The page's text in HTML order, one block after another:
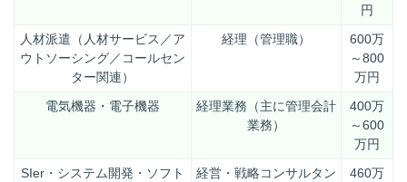
円
人材派遣（人材サービス／ア
ウトソーシング／コールセン
ター関連）
経理（管理職）
600万
～800
万円
電気機器・電子機器
経理業務（主に管理会計
業務）
400万
～600
万円
SIer・システム開発・ソフト
経営・戦略コンサルタン
460万